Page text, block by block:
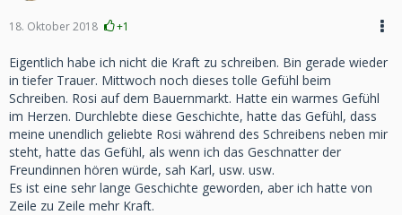
18. Oktober 2018 +1
Eigentlich habe ich nicht die Kraft zu schreiben. Bin gerade wieder
in tiefer Trauer. Mittwoch noch dieses tolle Gefühl beim
Schreiben. Rosi auf dem Bauernmarkt. Hatte ein warmes Gefühl
im Herzen. Durchlebte diese Geschichte, hatte das Gefühl, dass
meine unendlich geliebte Rosi während des Schreibens neben mir
steht, hatte das Gefühl, als wenn ich das Geschnatter der
Freundinnen hören würde, sah Karl, usw. usw.
Es ist eine sehr lange Geschichte geworden, aber ich hatte von
Zeile zu Zeile mehr Kraft.